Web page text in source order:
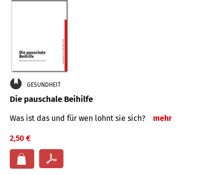
GESUNDHEIT
Die pauschale Beihilfe
Was ist das und für wen lohnt sie sich? mehr
2,50 €